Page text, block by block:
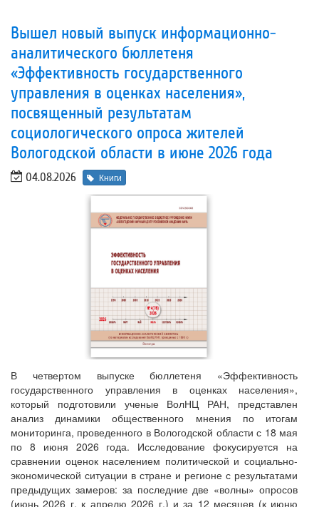
Вышел новый выпуск информационно-
аналитического бюллетеня
«Эффективность государственного
управления в оценках населения»,
посвященный результатам
социологического опроса жителей
Вологодской области в июне 2026 года
04.08.2026 Книги
В четвертом выпуске бюллетеня «Эффективность
государственного управления в оценках населения»,
который подготовили ученые ВолНЦ РАН, представлен
анализ динамики общественного мнения по итогам
мониторинга, проведенного в Вологодской области с 18 мая
по 8 июня 2026 года. Исследование фокусируется на
сравнении оценок населением политической и социально-
экономической ситуации в стране и регионе с результатами
предыдущих замеров: за последние две «волны» опросов
(июнь 2026 г. к апрелю 2026 г.) и за 12 месяцев (к июню